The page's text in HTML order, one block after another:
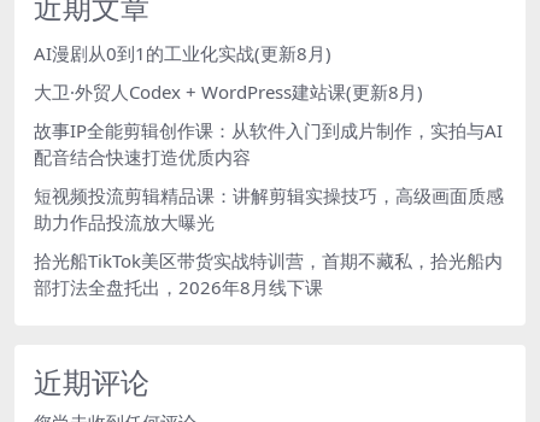
AI漫剧从0到1的工业化实战(更新8月)
大卫·外贸人Codex + WordPress建站课(更新8月)
故事IP全能剪辑创作课：从软件入门到成片制作，实拍与AI
配音结合快速打造优质内容
短视频投流剪辑精品课：讲解剪辑实操技巧，高级画面质感
助力作品投流放大曝光
拾光船TikTok美区带货实战特训营，首期不藏私，拾光船内
部打法全盘托出，2026年8月线下课
近期评论